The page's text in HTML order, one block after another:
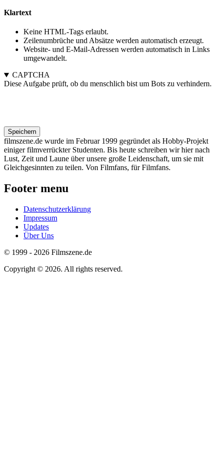
Klartext
Keine HTML-Tags erlaubt.
Zeilenumbrüche und Absätze werden automatisch erzeugt.
Website- und E-Mail-Adressen werden automatisch in Links
umgewandelt.
CAPTCHA
Diese Aufgabe prüft, ob du menschlich bist um Bots zu verhindern.
filmszene.de wurde im Februar 1999 gegründet als Hobby-Projekt
einiger filmverrückter Studenten. Bis heute schreiben wir hier nach
Lust, Zeit und Laune über unsere große Leidenschaft, um sie mit
Gleichgesinnten zu teilen. Von Filmfans, für Filmfans.
Footer menu
Datenschutzerklärung
Impressum
Updates
Über Uns
© 1999 - 2026 Filmszene.de
Copyright © 2026. All rights reserved.